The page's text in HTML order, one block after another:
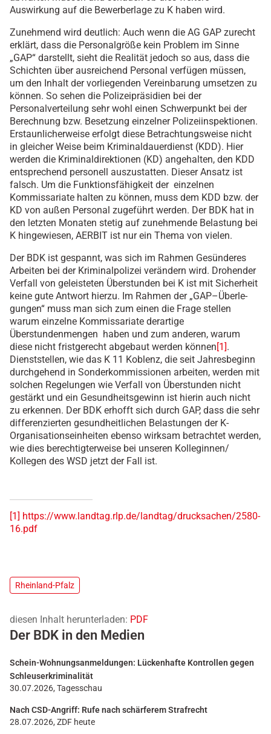
Auswirkung auf die Bewerberlage zu K haben wird.
Zunehmend wird deutlich: Auch wenn die AG GAP zurecht
erklärt, dass die Personalgröße kein Problem im Sinne
„GAP“ darstellt, sieht die Realität jedoch so aus, dass die
Schichten über ausreichend Personal verfügen müssen,
um den Inhalt der vorliegenden Vereinbarung umsetzen zu
können. So sehen die Polizeipräsidien bei der
Personalverteilung sehr wohl einen Schwerpunkt bei der
Berechnung bzw. Besetzung einzelner Polizeiinspektionen.
Erstaunlicherweise erfolgt diese Betrachtungsweise nicht
in gleicher Weise beim Kriminaldauerdienst (KDD). Hier
werden die Kriminaldirektionen (KD) angehalten, den KDD
entsprechend personell auszustatten. Dieser Ansatz ist
falsch. Um die Funktionsfähigkeit der einzelnen
Kommissariate halten zu können, muss dem KDD bzw. der
KD von außen Personal zugeführt werden. Der BDK hat in
den letzten Monaten stetig auf zunehmende Belastung bei
K hingewiesen, AERBIT ist nur ein Thema von vielen.
Der BDK ist gespannt, was sich im Rahmen Gesünderes
Arbeiten bei der Kriminalpolizei verändern wird. Drohender
Verfall von geleisteten Überstunden bei K ist mit Sicherheit
keine gute Antwort hierzu. Im Rahmen der „GAP–Überle-
gungen“ muss man sich zum einen die Frage stellen
warum einzelne Kommissariate derartige
Überstundenmengen haben und zum anderen, warum
diese nicht fristgerecht abgebaut werden können [1].
Dienststellen, wie das K 11 Koblenz, die seit Jahresbeginn
durchgehend in Sonderkommissionen arbeiten, werden mit
solchen Regelungen wie Verfall von Überstunden nicht
gestärkt und ein Gesundheitsgewinn ist hierin auch nicht
zu erkennen. Der BDK erhofft sich durch GAP, dass die sehr
differenzierten gesundheitlichen Belastungen der K-
Organisationseinheiten ebenso wirksam betrachtet werden,
wie dies berechtigterweise bei unseren Kolleginnen/
Kollegen des WSD jetzt der Fall ist.
[1] https://www.landtag.rlp.de/landtag/drucksachen/2580-
16.pdf
Rheinland-Pfalz
diesen Inhalt herunterladen: PDF
Der BDK in den Medien
Schein-Wohnungsanmeldungen: Lückenhafte Kontrollen gegen
Schleuserkriminalität
30.07.2026, Tagesschau
Nach CSD-Angriff: Rufe nach schärferem Strafrecht
28.07.2026, ZDF heute